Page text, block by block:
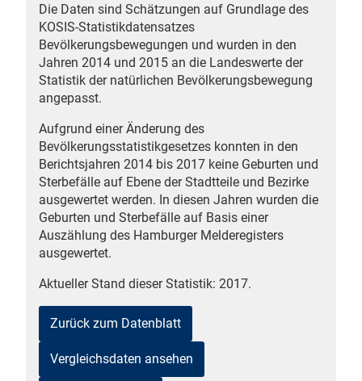
(Mikrozensus)
Die Daten sind Schätzungen auf Grundlage des
KOSIS-Statistikdatensatzes
Bevölkerungsbewegungen und wurden in den
Jahren 2014 und 2015 an die Landeswerte der
Statistik der natürlichen Bevölkerungsbewegung
angepasst.
Aufgrund einer Änderung des
Bevölkerungsstatistikgesetzes konnten in den
Berichtsjahren 2014 bis 2017 keine Geburten und
Sterbefälle auf Ebene der Stadtteile und Bezirke
ausgewertet werden. In diesen Jahren wurden die
Geburten und Sterbefälle auf Basis einer
Auszählung des Hamburger Melderegisters
ausgewertet.
Aktueller Stand dieser Statistik: 2017.
Zurück zum Datenblatt
Vergleichsdaten ansehen